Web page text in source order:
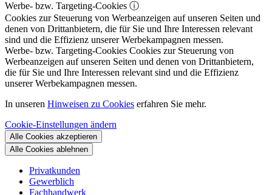
Werbe- bzw. Targeting-Cookies ⓘ
Cookies zur Steuerung von Werbeanzeigen auf unseren Seiten und
denen von Drittanbietern, die für Sie und Ihre Interessen relevant
sind und die Effizienz unserer Werbekampagnen messen.
Werbe- bzw. Targeting-Cookies Cookies zur Steuerung von
Werbeanzeigen auf unseren Seiten und denen von Drittanbietern,
die für Sie und Ihre Interessen relevant sind und die Effizienz
unserer Werbekampagnen messen.
In unseren Hinweisen zu Cookies erfahren Sie mehr.
Cookie-Einstellungen ändern
Alle Cookies akzeptieren
Alle Cookies ablehnen
Privatkunden
Gewerblich
Fachhandwerk